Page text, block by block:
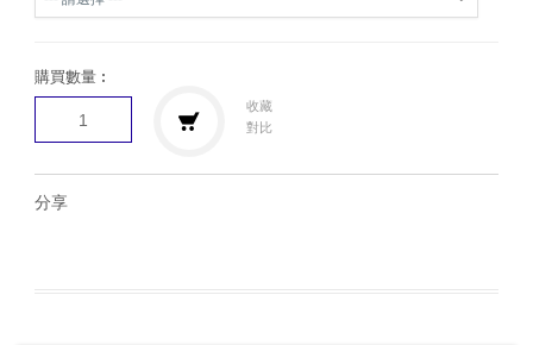
購買數量︰
收藏
對比
分享